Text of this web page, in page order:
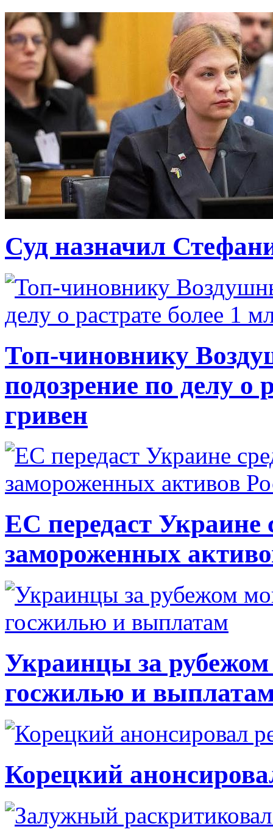
Суд назначил
Топ-чиновнику
подозрение по делу о
гривен
ЕС передаст Украине
замороженных
Украинцы за рубежом
госжилью и
Корецкий